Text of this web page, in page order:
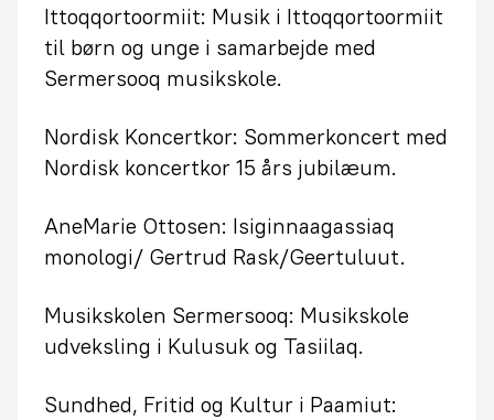
Ittoqqortoormiit: Musik i Ittoqqortoormiit
til børn og unge i samarbejde med
Sermersooq musikskole.
Nordisk Koncertkor: Sommerkoncert med
Nordisk koncertkor 15 års jubilæum.
AneMarie Ottosen: Isiginnaagassiaq
monologi/ Gertrud Rask/Geertuluut.
Musikskolen Sermersooq: Musikskole
udveksling i Kulusuk og Tasiilaq.
Sundhed, Fritid og Kultur i Paamiut: